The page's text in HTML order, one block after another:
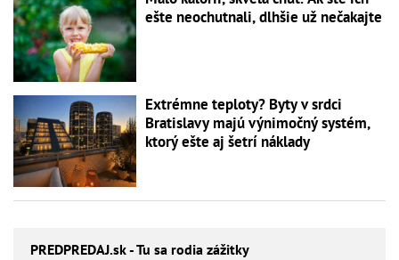
ešte neochutnali, dlhšie už nečakajte
Extrémne teploty? Byty v srdci
Bratislavy majú výnimočný systém,
ktorý ešte aj šetrí náklady
PREDPREDAJ.sk - Tu sa rodia zážitky